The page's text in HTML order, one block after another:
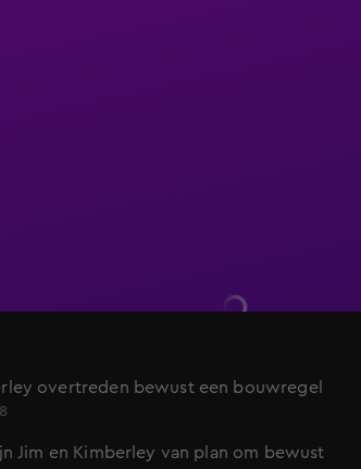
overtreden bewust een bouwregel
Jim en Kimberley van plan om bewust